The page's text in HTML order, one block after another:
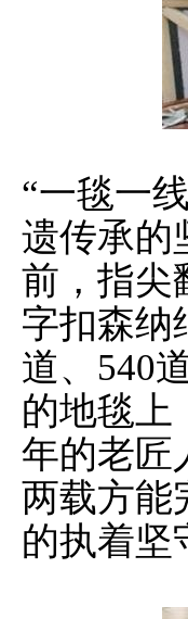
“一毯一
遗传承的
前，指尖
字扣森纳
道、540
的地毯上
年的老匠
两载方能
的执着坚